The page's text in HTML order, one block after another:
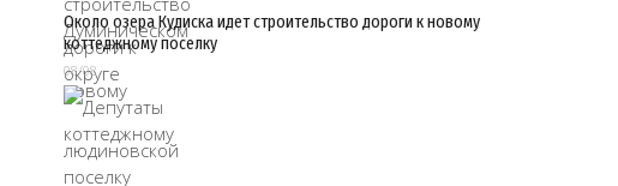
Около озера Кудиска идет строительство дороги к новому
коттеджному поселку
08/08